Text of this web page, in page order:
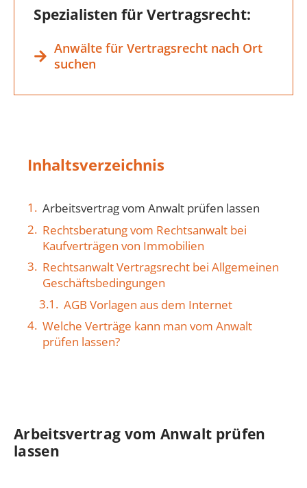
Spezialisten für Vertragsrecht:
Anwälte für Vertragsrecht nach Ort
suchen
Inhaltsverzeichnis
Arbeitsvertrag vom Anwalt prüfen lassen
Rechtsberatung vom Rechtsanwalt bei
Kaufverträgen von Immobilien
Rechtsanwalt Vertragsrecht bei Allgemeinen
Geschäftsbedingungen
AGB Vorlagen aus dem Internet
Welche Verträge kann man vom Anwalt
prüfen lassen?
Arbeitsvertrag vom Anwalt prüfen
lassen